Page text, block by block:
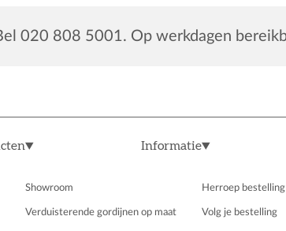
020 808 5001. Op werkdagen
Informatie
Showroom
Verduisterende gordijnen op maat
Herroep bestelling
Volg je bestelling